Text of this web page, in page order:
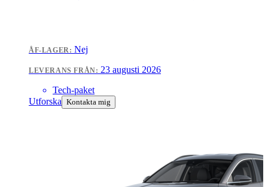
ÅF-LAGER: Nej
LEVERANS FRÅN: 23 augusti 2026
Tech-paket
Utforska Kontakta mig